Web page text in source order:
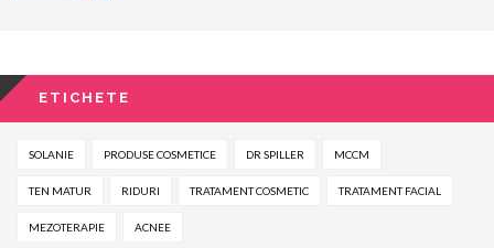
ETICHETE
SOLANIE PRODUSE COSMETICE DR SPILLER MCCM
TEN MATUR RIDURI TRATAMENT COSMETIC TRATAMENT FACIAL
MEZOTERAPIE ACNEE